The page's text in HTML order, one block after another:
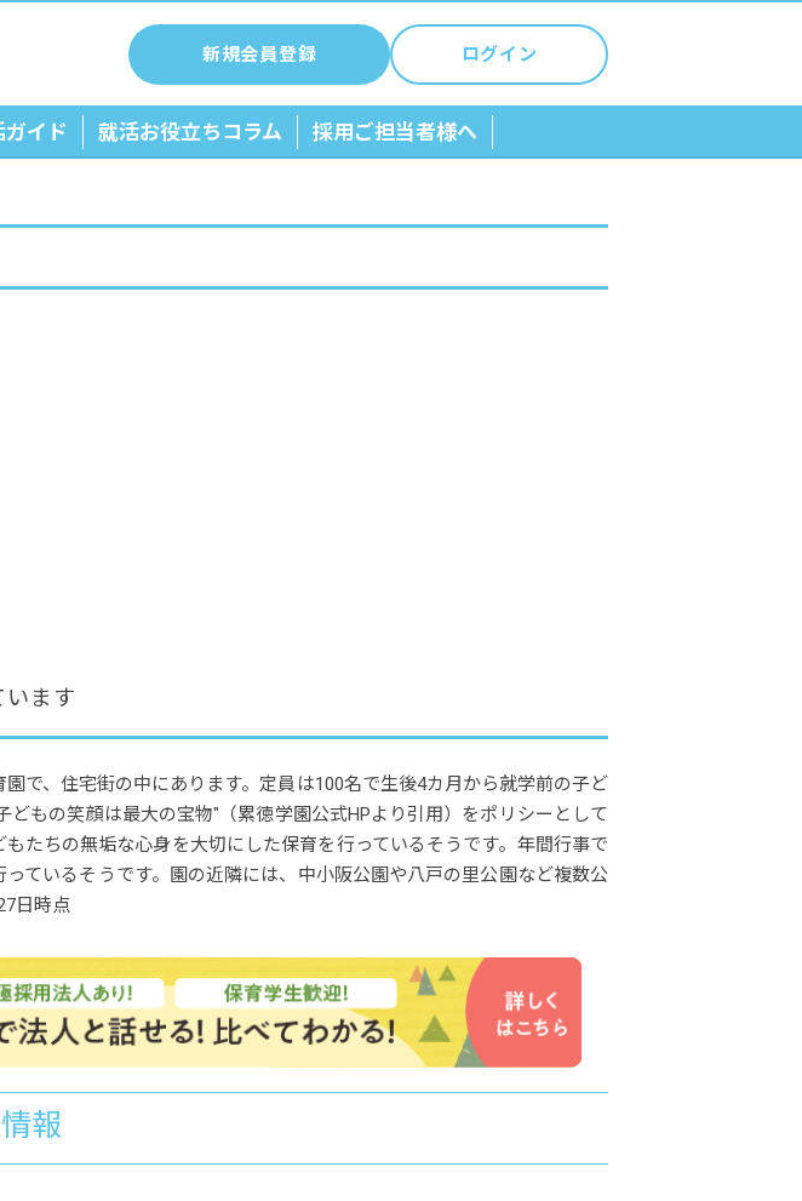
新規会員登録 ログイン
イド 就活お役立ちコラム 採用ご担当者様へ
います
で、住宅街の中にあります。定員は100名で生後4カ月から就学前の子ど
もの笑顔は最大の宝物"（累徳学園公式HPより引用）をポリシーとして
たちの無垢な心身を大切にした保育を行っているそうです。年間行事で
ているそうです。園の近隣には、中小阪公園や八戸の里公園など複数公
日時点
報